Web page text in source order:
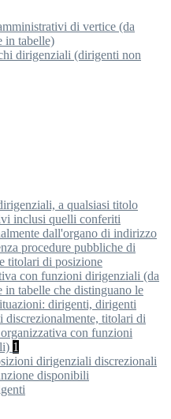
di vertice (da
in tabelle)
dirigenziali (dirigenti non
a qualsiasi titolo
inclusi quelli conferiti
dall'organo di indirizzo
procedure pubbliche di
titolari di posizione
con funzioni dirigenziali (da
in tabelle che distinguano le
dirigenti, dirigenti
discrezionalmente, titolari di
con funzioni
1
dirigenziali discrezionali
disponibili